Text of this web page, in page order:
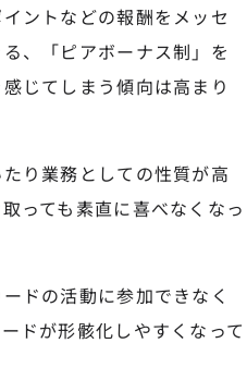
ントなどの報酬をメッセ
、「ピアボーナス制」を
じてしまう傾向は高まり
り業務としての性質が高
っても素直に喜べなくなっ
ドの活動に参加できなく
ドが形骸化しやすくなって